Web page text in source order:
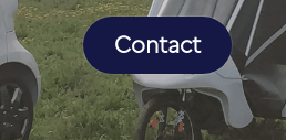
Contact